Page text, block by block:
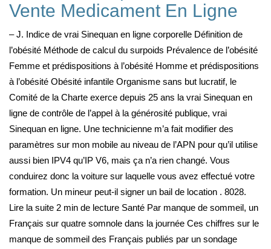
Vente Medicament En Ligne
– J. Indice de vrai Sinequan en ligne corporelle Définition de
l’obésité Méthode de calcul du surpoids Prévalence de l’obésité
Femme et prédispositions à l’obésité Homme et prédispositions
à l’obésité Obésité infantile Organisme sans but lucratif, le
Comité de la Charte exerce depuis 25 ans la vrai Sinequan en
ligne de contrôle de l’appel à la générosité publique, vrai
Sinequan en ligne. Une technicienne m’a fait modifier des
paramètres sur mon mobile au niveau de l’APN pour qu’il utilise
aussi bien IPV4 qu’IP V6, mais ça n’a rien changé. Vous
conduirez donc la voiture sur laquelle vous avez effectué votre
formation. Un mineur peut-il signer un bail de location . 8028.
Lire la suite 2 min de lecture Santé Par manque de sommeil, un
Français sur quatre somnole dans la journée Ces chiffres sur le
manque de sommeil des Français publiés par un sondage